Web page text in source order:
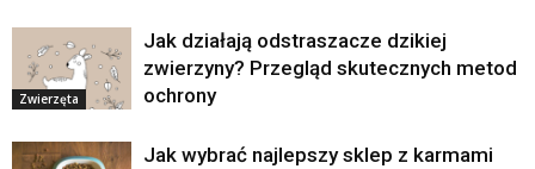
Zwierzęta
Jak działają odstraszacze dzikiej
zwierzyny? Przegląd skutecznych metod
ochrony
Jak wybrać najlepszy sklep z karmami